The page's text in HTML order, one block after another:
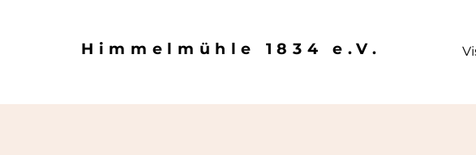
Himmelmühle 1834 e.V.